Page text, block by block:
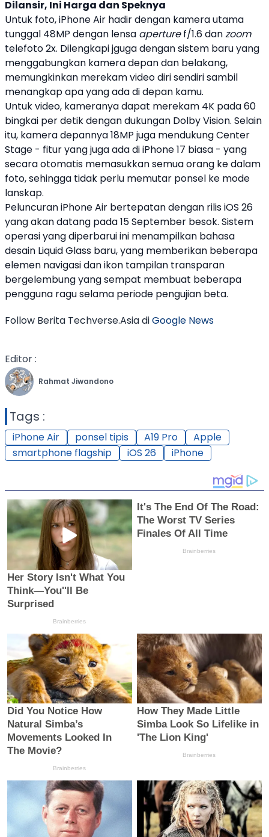
Dilansir, Ini Harga dan Speknya
Untuk foto,iPhone Air hadir dengan kamera utama
tunggal 48MP dengan lensa aperturef/1.6 danzoom
telefoto 2x. Dilengkapi jguga dengan sistem baru yang
menggabungkan kamera depan dan belakang,
memungkinkan merekam video diri sendiri sambil
menangkap apa yang ada di depan kamu.
Untuk video, kameranya dapat merekam 4K pada 60
bingkai per detik dengan dukungan Dolby Vision. Selain
itu, kamera depannya 18MP juga mendukung Center
Stage - fitur yang juga ada diiPhone17 biasa - yang
secara otomatis memasukkan semua orang ke dalam
foto, sehingga tidak perlu memutar ponsel ke mode
lanskap.
PeluncuraniPhone Air bertepatan dengan rilisiOS 26
yang akan datang pada 15 September besok. Sistem
operasi yang diperbarui ini menampilkan bahasa
desain Liquid Glass baru, yang memberikan beberapa
elemen navigasi dan ikon tampilan transparan
bergelembung yang sempat membuat beberapa
pengguna ragu selama periode pengujian beta.
Follow Berita Techverse.Asia diGoogle News
Editor :
Rahmat Jiwandono
Tags :
iPhone Air ponsel tipis A19 Pro
Apple
smartphone flagship
iOS 26 iPhone